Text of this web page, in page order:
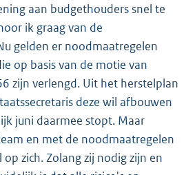
aan budgethouders snel te
ik graag van de
gelden er noodmaatregelen
op basis van de motie van
zijn verlengd. Uit het herstelplan
deze wil afbouwen
juni daarmee stopt. Maar
en met de noodmaatregelen
zich. Zolang zij nodig zijn en